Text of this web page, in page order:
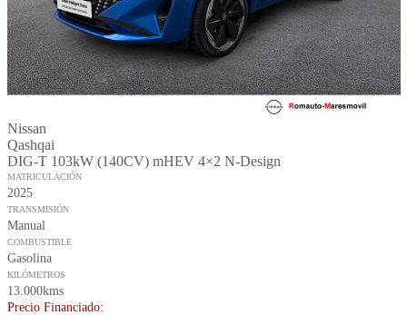
Nissan
Qashqai
DIG-T 103kW (140CV) mHEV 4×2 N-Design
MATRICULACIÓN
2025
TRANSMISIÓN
Manual
COMBUSTIBLE
Gasolina
KILÓMETROS
13.000kms
Precio Financiado: